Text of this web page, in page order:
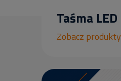
Taśma LED
Zobacz produkty